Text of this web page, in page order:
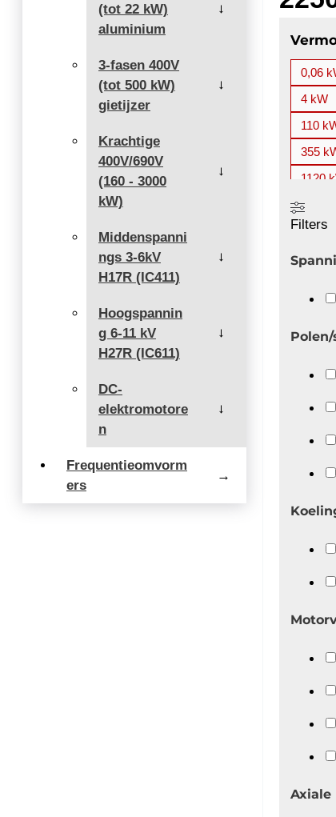
(tot 22 kW)
aluminium
→
3-fasen 400V
(tot 500 kW)
gietijzer
→
Krachtige
400V/690V
(160 - 3000
kW)
→
Middenspanni
ngs 3-6kV
H17R (IC411)
→
Hoogspannin
g 6-11 kV
H27R (IC611)
→
DC-
elektromotore
n
→
Frequentieomvorm
ers
→
0,06
4 kW
110
355
1120
2000
3360
5200
Filters
Axiale